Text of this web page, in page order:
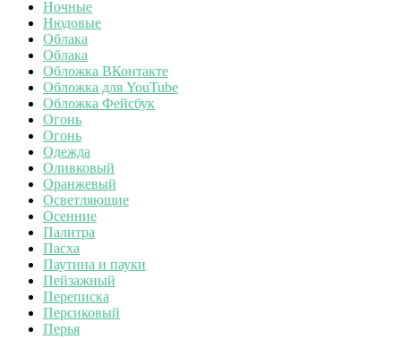
Ночные
Нюдовые
Облака
Облака
Обложка ВКонтакте
Обложка для YouTube
Обложка Фейсбук
Огонь
Огонь
Одежда
Оливковый
Оранжевый
Осветляющие
Осенние
Палитра
Пасха
Паутина и пауки
Пейзажный
Переписка
Персиковый
Перья